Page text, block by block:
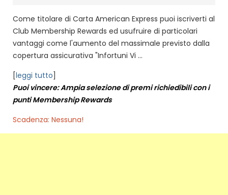
Come titolare di Carta American Express puoi iscriverti al
Club Membership Rewards ed usufruire di particolari
vantaggi come l'aumento del massimale previsto dalla
copertura assicurativa "Infortuni Vi ...
[leggi tutto]
Puoi vincere: Ampia selezione di premi richiedibili con i
punti Membership Rewards
Scadenza: Nessuna!